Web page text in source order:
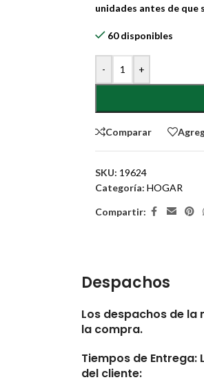
unidades antes de que
60 disponibles
- +
Comparar
SKU: 19624
Categoría: HOGAR
Compartir:
Despachos
Los despachos de
la compra.
Tiempos de Entrega:
del cliente: